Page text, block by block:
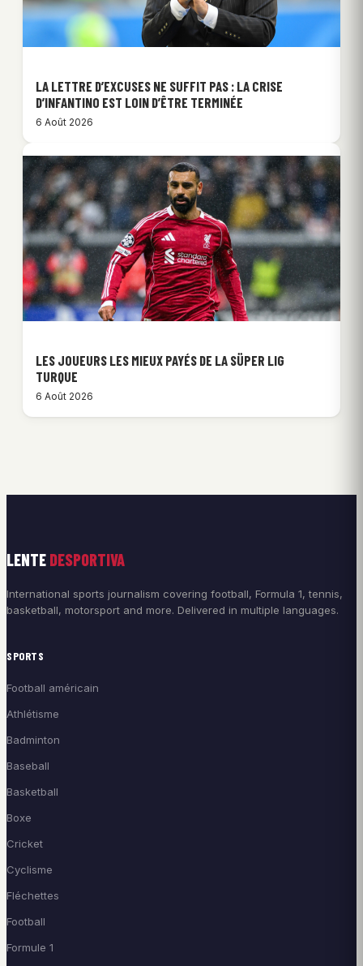
LA LETTRE D’EXCUSES NE SUFFIT PAS : LA CRISE
D’INFANTINO EST LOIN D’ÊTRE TERMINÉE
6 Août 2026
LES JOUEURS LES MIEUX PAYÉS DE LA SÜPER LIG
TURQUE
6 Août 2026
LENTE DESPORTIVA
International sports journalism covering football, Formula 1, tennis,
basketball, motorsport and more. Delivered in multiple languages.
SPORTS
Football américain
Athlétisme
Badminton
Baseball
Basketball
Boxe
Cricket
Cyclisme
Fléchettes
Football
Formule 1